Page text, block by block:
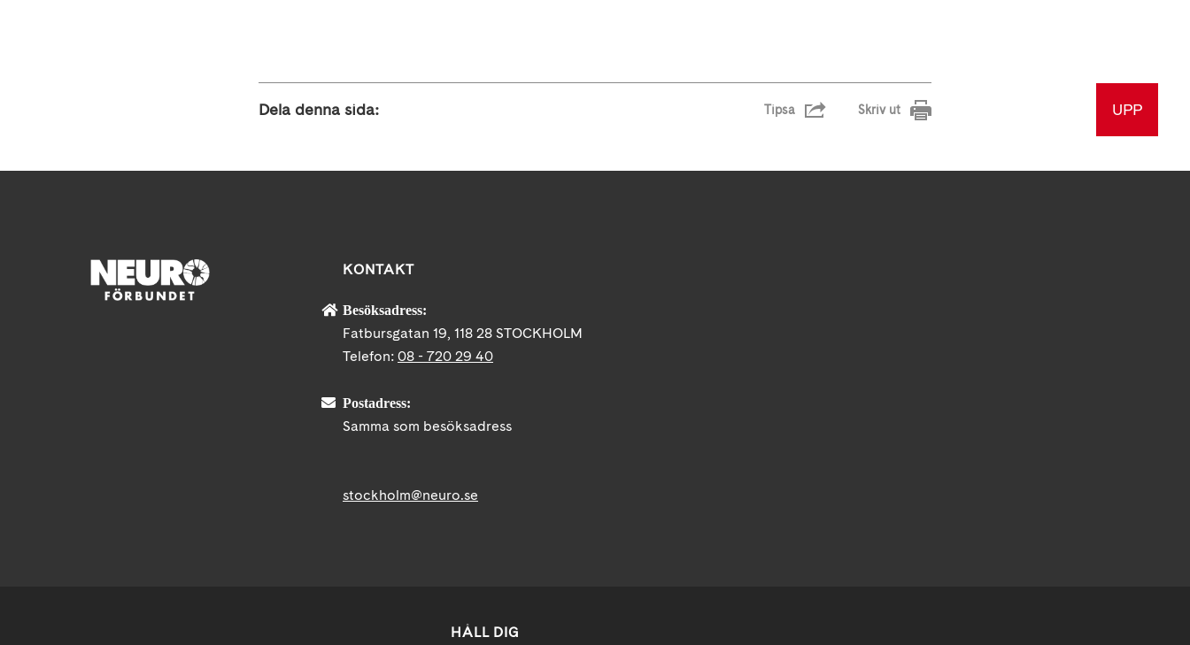
Dela denna sida: Tipsa Skriv ut UPP
KONTAKT
Besöksadress:
Fatbursgatan 19, 118 28 STOCKHOLM
Telefon: 08 - 720 29 40
Postadress:
Samma som besöksadress
stockholm@neuro.se
HÅLL DIG